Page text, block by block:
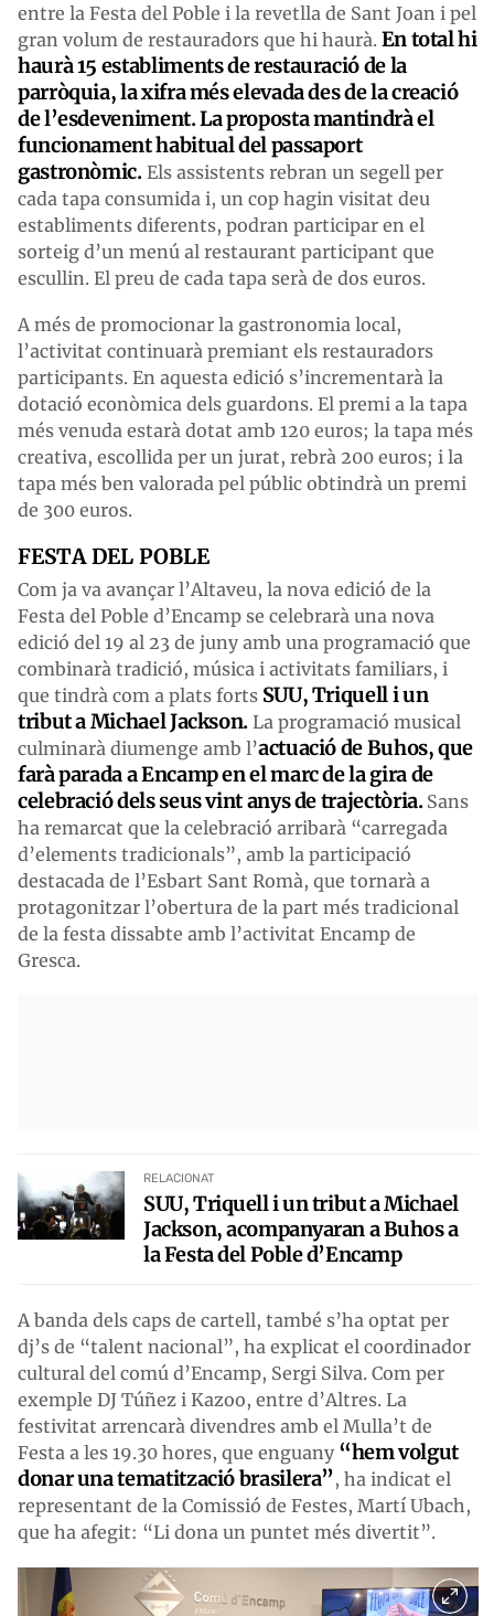
entre la Festa del Poble i la revetlla de Sant Joan i pel
gran volum de restauradors que hi haurà. En total hi
haurà 15 establiments de restauració de la
parròquia, la xifra més elevada des de la creació
de l’esdeveniment. La proposta mantindrà el
funcionament habitual del passaport
gastronòmic.Els assistents rebran un segell per
cada tapa consumida i, un cop hagin visitat deu
establiments diferents, podran participar en el
sorteig d’un menú al restaurant participant que
escullin. El preu de cada tapa serà de dos euros.
A més de promocionar la gastronomia local,
l’activitat continuarà premiant els restauradors
participants. En aquesta edició s’incrementarà la
dotació econòmica dels guardons. El premi a la tapa
més venuda estarà dotat amb 120 euros; la tapa més
creativa, escollida per un jurat, rebrà 200 euros; i la
tapa més ben valorada pel públic obtindrà un premi
de 300 euros.
FESTA DEL POBLE
Com ja va avançar l’Altaveu, la nova edició de la
Festa del Poble d’Encamp se celebrarà una nova
edició del 19 al 23 de juny amb una programació que
combinarà tradició, música i activitats familiars, i
que tindrà com a plats forts SUU, Triquell i un
tribut a Michael Jackson. La programació musical
culminarà diumenge amb l’actuació de Buhos, que
farà parada a Encamp en el marc de la gira de
celebració dels seus vint anys de trajectòria.Sans
ha remarcat que la celebració arribarà “carregada
d’elements tradicionals”, amb la participació
destacada de l’Esbart Sant Romà, que tornarà a
protagonitzar l’obertura de la part més tradicional
de la festa dissabte amb l’activitat Encamp de
Gresca.
RELACIONAT
SUU, Triquell i un tribut a Michael
Jackson, acompanyaran a Buhos a
la Festa del Poble d’Encamp
A banda dels caps de cartell, també s’ha optat per
dj’s de “talent nacional”, ha explicat el coordinador
cultural del comú d’Encamp, Sergi Silva. Com per
exemple DJ Túñez i Kazoo, entre d’Altres. La
festivitat arrencarà divendres amb el Mulla’t de
Festa a les 19.30 hores, que enguany “hem volgut
donar una tematització brasilera”, ha indicat el
representant de la Comissió de Festes, Martí Ubach,
que ha afegit: “Li dona un puntet més divertit”.